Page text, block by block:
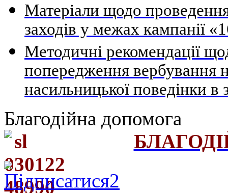
Матеріали щодо
заходів у межах кампанії
Методичні рекомендації
попередження вербування
насильницької поведінки в
Благодійна допомога